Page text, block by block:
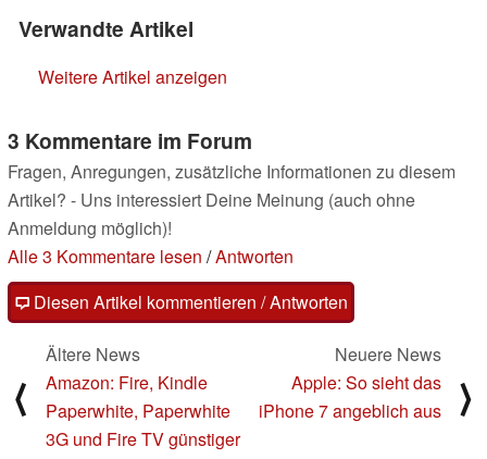
Verwandte Artikel
Weitere Artikel anzeigen
3 Kommentare im Forum
Fragen, Anregungen, zusätzliche Informationen zu diesem
Artikel? - Uns interessiert Deine Meinung (auch ohne
Anmeldung möglich)!
Alle 3 Kommentare lesen /Antworten
Diesen Artikel kommentieren / Antworten
⟨
Ältere News
Amazon: Fire, Kindle
Paperwhite, Paperwhite
3G und Fire TV günstiger
Neuere News
Apple: So sieht das
iPhone 7 angeblich aus
⟩